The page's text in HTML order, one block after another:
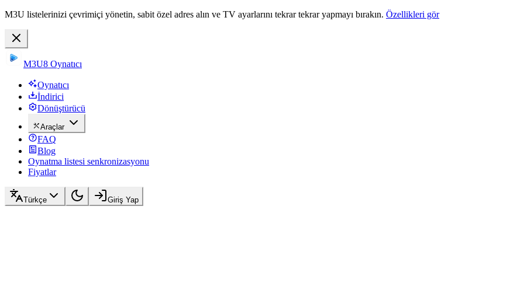
M3U listelerinizi çevrimiçi yönetin, sabit özel adres alın ve TV ayarlarını tekrar tekrar yapmayı bırakın. Özellikleri gör
M3U8 Oynatıcı
Oynatıcı
İndirici
Dönüştürücü
Araçlar
FAQ
Blog
Oynatma listesi senkronizasyonu
Fiyatlar
Türkçe Giriş Yap